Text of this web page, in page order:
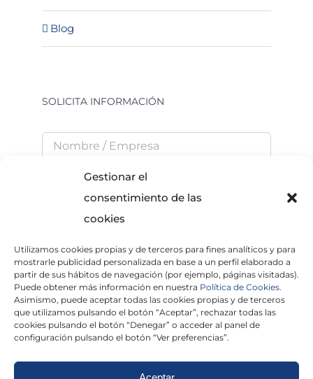
Gestionar el
consentimiento de las
cookies
Utilizamos cookies propias y de terceros para fines analíticos y para
mostrarle publicidad personalizada en base a un perfil elaborado a
partir de sus hábitos de navegación (por ejemplo, páginas visitadas).
Puede obtener más información en nuestra Política de Cookies.
Asimismo, puede aceptar todas las cookies propias y de terceros
que utilizamos pulsando el botón “Aceptar”, rechazar todas las
cookies pulsando el botón “Denegar” o acceder al panel de
configuración pulsando el botón “Ver preferencias”.
Blog
SOLICITA INFORMACIÓN
He leído y acepto laPolítica de Privacidad
×